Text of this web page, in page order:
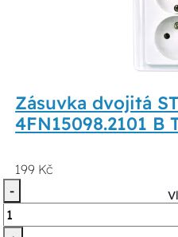
Zásuvka dvojitá
4FN15098.2101 B
199 Kč
-